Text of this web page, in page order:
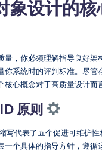
象设计的核
量，你必须理解指导良好架
你系统时的评判标准。尽管
核心概念对于高质量设计而
原则
写代表了五个促进可维护性
一个具体的指导方针，遵循